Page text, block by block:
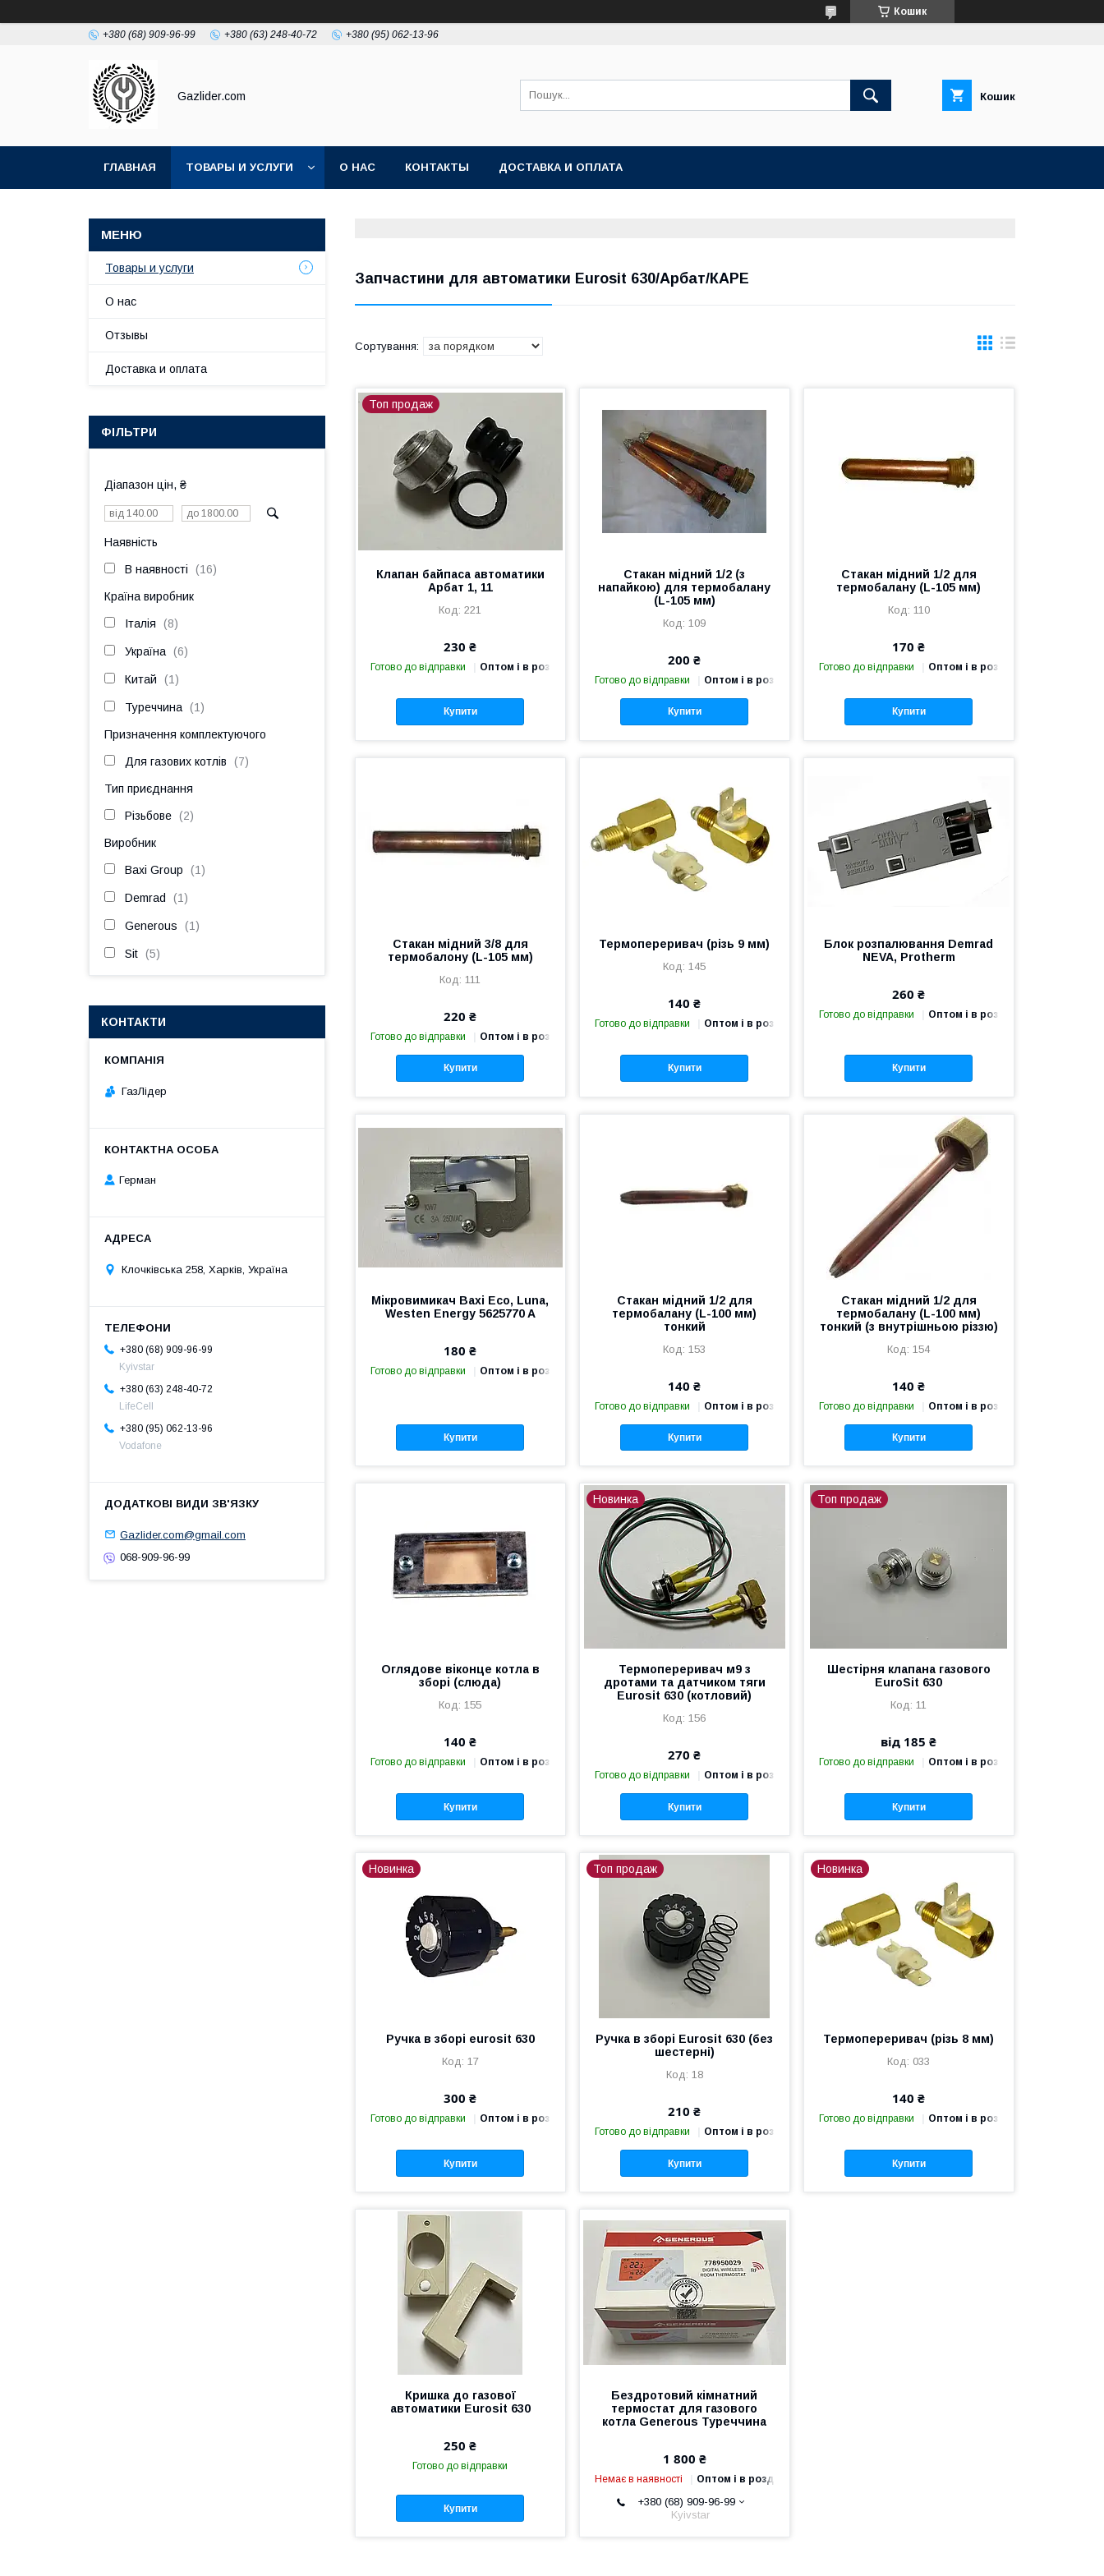
Кошик
+380 (68) 909-96-99 +380 (63) 248-40-72 +380 (95) 062-13-96
Gazlider.com Кошик
ГЛАВНАЯ ТОВАРЫ И УСЛУГИ О НАС КОНТАКТЫ ДОСТАВКА И ОПЛАТА
Запчастини для автоматики Eurosit 630/Арбат/КАРЕ
Топ продаж
Клапан байпаса автоматики
Арбат 1, 11
221
230 ₴
Готово до відправки Оптом і в роздріб
Купити
Стакан мідний 1/2 (з
напайкою) для термобалану
(L-105 мм)
109
200 ₴
Готово до відправки Оптом і в роздріб
Купити
Стакан мідний 1/2 для
термобалану (L-105 мм)
110
170 ₴
Готово до відправки Оптом і в роздріб
Купити
Стакан мідний 3/8 для
термобалону (L-105 мм)
111
220 ₴
Готово до відправки Оптом і в роздріб
Купити
Термопереривач (різь 9 мм)
145
140 ₴
Готово до відправки Оптом і в роздріб
Купити
Блок розпалювання Demrad
NEVA, Protherm
260 ₴
Готово до відправки Оптом і в роздріб
Купити
Мікровимикач Baxi Eco, Luna,
Westen Energy 5625770 A
180 ₴
Готово до відправки Оптом і в роздріб
Купити
Стакан мідний 1/2 для
термобалану (L-100 мм)
тонкий
153
140 ₴
Готово до відправки Оптом і в роздріб
Купити
Стакан мідний 1/2 для
термобалану (L-100 мм)
тонкий (з внутрішньою різзю)
154
140 ₴
Готово до відправки Оптом і в роздріб
Купити
Оглядове віконце котла в
зборі (слюда)
155
140 ₴
Готово до відправки Оптом і в роздріб
Купити
Новинка
Термопереривач м9 з
дротами та датчиком тяги
Eurosit 630 (котловий)
156
270 ₴
Готово до відправки Оптом і в роздріб
Купити
Топ продаж
Шестірня клапана газового
EuroSit 630
11
від 185 ₴
Готово до відправки Оптом і в роздріб
Купити
Новинка
Ручка в зборі eurosit 630
17
300 ₴
Готово до відправки Оптом і в роздріб
Купити
Топ продаж
Ручка в зборі Eurosit 630 (без
шестерні)
18
210 ₴
Готово до відправки Оптом і в роздріб
Купити
Новинка
Термопереривач (різь 8 мм)
033
140 ₴
Готово до відправки Оптом і в роздріб
Купити
Кришка до газової
автоматики Eurosit 630
250 ₴
Готово до відправки
Купити
Бездротовий кімнатний
термостат для газового
котла Generous Туреччина
1 800 ₴
Немає в наявності Оптом і в роздріб
+380 (68) 909-96-99
Kyivstar
Товары и услуги
О нас
Отзывы
Доставка и оплата
ФІЛЬТРИ
Діапазон цін, ₴
Наявність
В наявності 16
Країна виробник
Італія 8
Україна 6
Китай 1
Туреччина 1
Призначення комплектуючого
Для газових котлів 7
Тип приєднання
Різьбове 2
Виробник
Baxi Group 1
Demrad 1
Generous 1
Sit 5
КОНТАКТИ
ГазЛiдер
Герман
Клочкiвська 258, Харків, Україна
+380 (68) 909-96-99
Kyivstar
+380 (63) 248-40-72
LifeCell
+380 (95) 062-13-96
Vodafone
Gazlider.com@gmail.com
068-909-96-99